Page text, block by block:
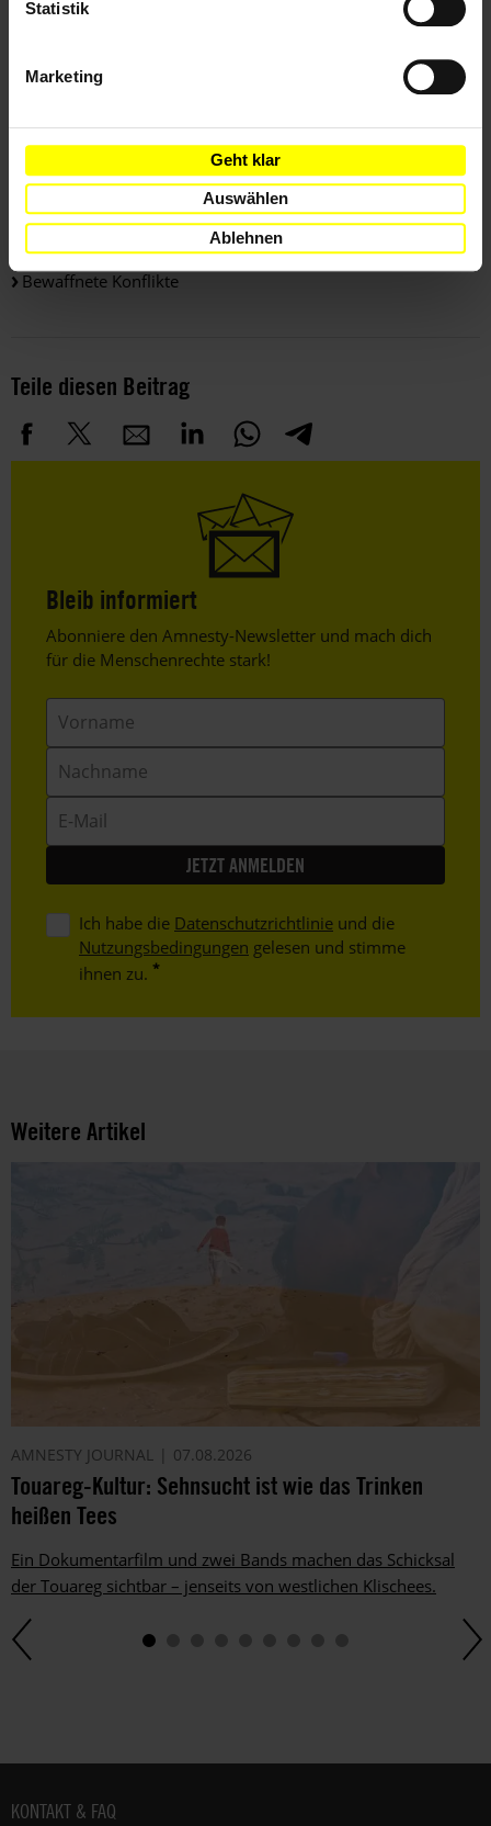
Statistik
Marketing
Geht klar
Auswählen
Ablehnen
Darfur is dying:
Weitere Informationen
Themen
Bewaffnete Konflikte
Teile diesen Beitrag
Bleib informiert
Header
Text
Abonniere den Amnesty-Newsletter und mach dich
für die Menschenrechte stark!
Mail
Ich habe die Datenschutzrichtlinie und die
Nutzungsbedingungen gelesen und stimme
ihnen zu.
Weitere Artikel
AMNESTY JOURNAL 07.08.2026
Touareg-Kultur: Sehnsucht ist wie das Trinken
heißen Tees
Ein Dokumentarfilm und zwei Bands machen das Schicksal
der Touareg sichtbar – jenseits von westlichen Klischees.
Fußbereich
KONTAKT & FAQ